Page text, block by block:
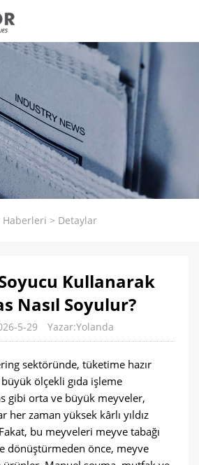
Haberleri > Detaylar
Kullanarak
Nasıl Soyulur?
5-29 Yazar:Yolanda
sektöründe, tüketime hazır
ölçekli gıda işleme
gibi orta ve büyük meyveler,
her zaman yüksek kârlı yıldız
bu meyveleri meyve tabağı
dönüştürmeden önce, meyve